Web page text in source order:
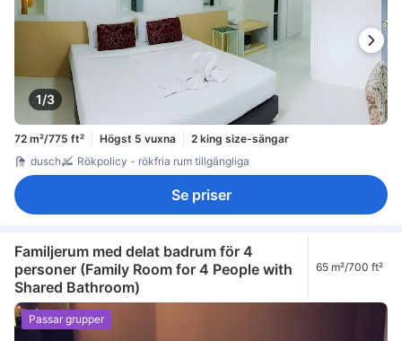
1/3
72 m²/775 ft² Högst 5 vuxna
2 king size-sängar
dusch
Rökpolicy - rökfria rum tillgängliga
Se priser
Familjerum med delat badrum för 4
personer (Family Room for 4 People with
Shared Bathroom)
65 m²/700 ft²
Passar grupper